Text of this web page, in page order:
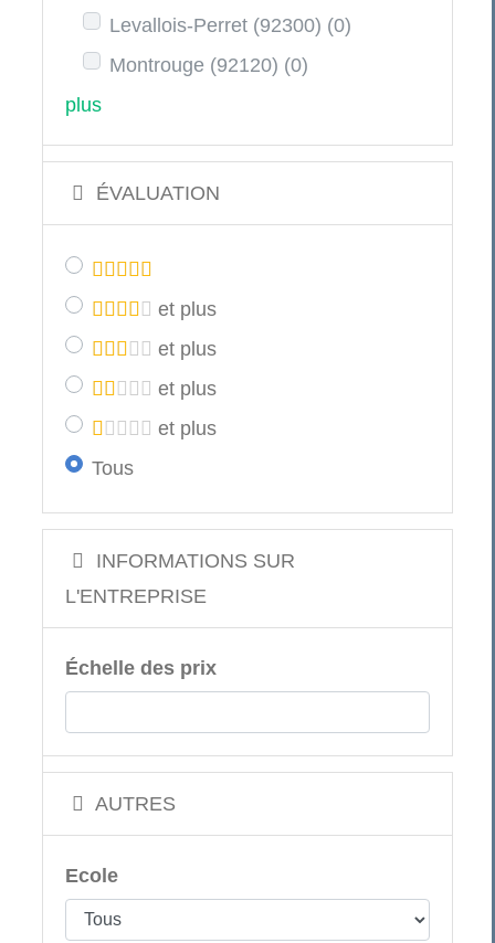
Levallois-Perret (92300) (0)
Montrouge (92120) (0)
plus
ÉVALUATION
et plus
et plus
et plus
et plus
Tous
INFORMATIONS SUR
L'ENTREPRISE
Échelle des prix
AUTRES
Ecole